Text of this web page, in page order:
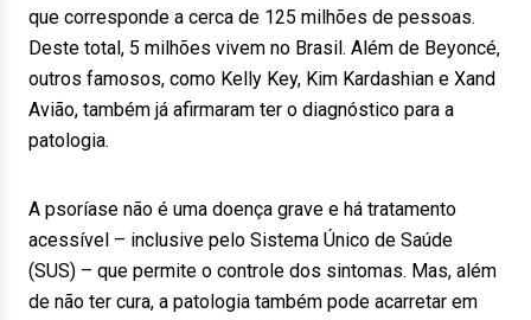
que corresponde a cerca de 125 milhões de pessoas.
Deste total, 5 milhões vivem no Brasil. Além de Beyoncé,
outros famosos, como Kelly Key, Kim Kardashian e Xand
Avião, também já afirmaram ter o diagnóstico para a
patologia.
A psoríase não é uma doença grave e há tratamento
acessível – inclusive pelo Sistema Único de Saúde
(SUS) – que permite o controle dos sintomas. Mas, além
de não ter cura, a patologia também pode acarretar em